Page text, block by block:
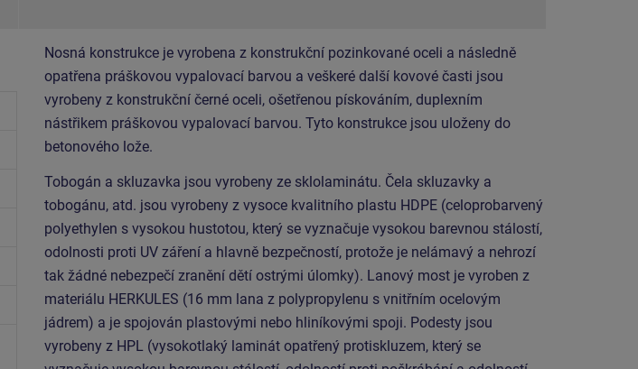
Nosná konstrukce je vyrobena z konstrukční pozinkované oceli a následně
opatřena práškovou vypalovací barvou a veškeré další kovové časti jsou
vyrobeny z konstrukční černé oceli, ošetřenou pískováním, duplexním
nástřikem práškovou vypalovací barvou. Tyto konstrukce jsou uloženy do
betonového lože.
Tobogán a skluzavka jsou vyrobeny ze sklolaminátu. Čela skluzavky a
tobogánu, atd. jsou vyrobeny z vysoce kvalitního plastu HDPE (celoprobarvený
polyethylen s vysokou hustotou, který se vyznačuje vysokou barevnou stálostí,
odolnosti proti UV záření a hlavně bezpečností, protože je nelámavý a nehrozí
tak žádné nebezpečí zranění dětí ostrými úlomky). Lanový most je vyroben z
materiálu HERKULES (16 mm lana z polypropylenu s vnitřním ocelovým
jádrem) a je spojován plastovými nebo hliníkovými spoji. Podesty jsou
vyrobeny z HPL (vysokotlaký laminát opatřený protiskluzem, který se